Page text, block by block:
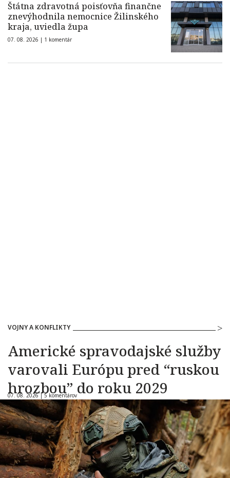
Štátna zdravotná poisťovňa finančne
znevýhodnila nemocnice Žilinského
kraja, uviedla župa
07. 08. 2026 | 1 komentár
VOJNY A KONFLIKTY
Americké spravodajské služby
varovali Európu pred “ruskou
hrozbou” do roku 2029
07. 08. 2026 |5 komentárov